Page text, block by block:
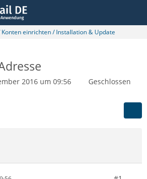
einrichten / Installation & Update
2016 um 09:56
Geschlossen